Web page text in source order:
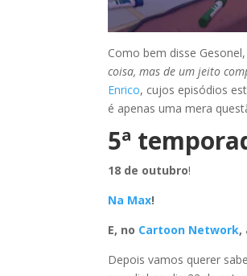
Como bem disse
coisa, mas de um jeito
Enrico, cujos episódios
é apenas uma mera
5ª
18 de outubro!
Na Max!
E, no Cartoon Network,
Depois vamos querer